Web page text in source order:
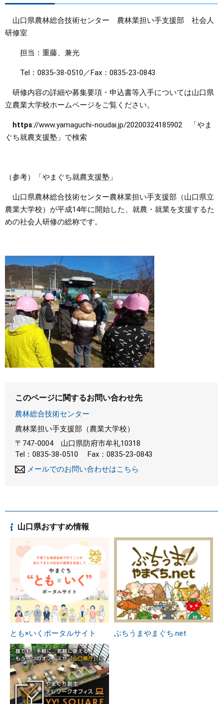
山口県農林総合技術センター 農林業担い手支援部 社会人
研修室
担当：重藤、兼光
Tel：0835-38-0510／Fax：0835-23-0843
研修内容の詳細や募集要項・申込書等入手については山口県
立農業大学校ホームページをご覧ください。
https://www.yamaguchi-noudai.jp/20200324185902 「やま
ぐち就農支援塾」で検索
（参考）「やまぐち就農支援塾」
山口県農林総合技術センター農林業担い手支援部（山口県立
農業大学校）が平成14年に開始した、就農・就業を支援するた
めの社会人研修の総称です。
このページに関するお問い合わせ先
農林総合技術センター
農林業担い手支援部（農業大学校）
〒747-0004
山口県防府市牟礼10318
Tel：0835-38-0510
Fax：0835-23-0843
メールでのお問い合わせはこちら
山口県おすすめ情報
とも×いくポータルサイト ぶちうまやまぐち.net